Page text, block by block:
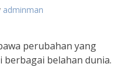
adminman
perubahan yang
belahan dunia.